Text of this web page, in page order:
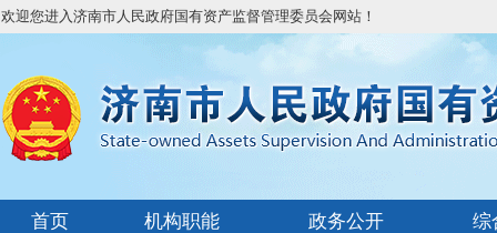
欢迎您进入济南市人民政府国有资产监督管理委员会网站！
首页 机构职能 政务公开 综